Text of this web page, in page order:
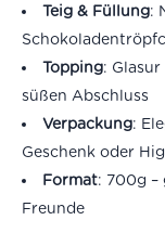
Teig & Füllung:
Topping:
süßen Abschluss
Verpackung:
Geschenk oder
Format: 700g –
Freunde